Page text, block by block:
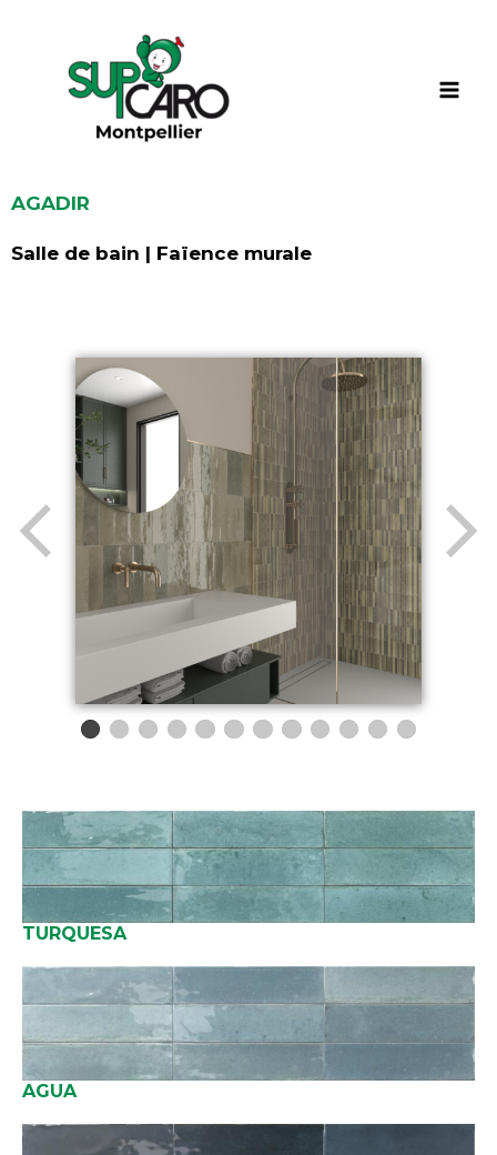
AGADIR
Salle de bain | Faïence murale
TURQUESA
AGUA